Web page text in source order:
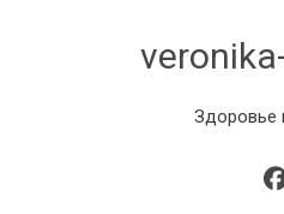
Здоровье